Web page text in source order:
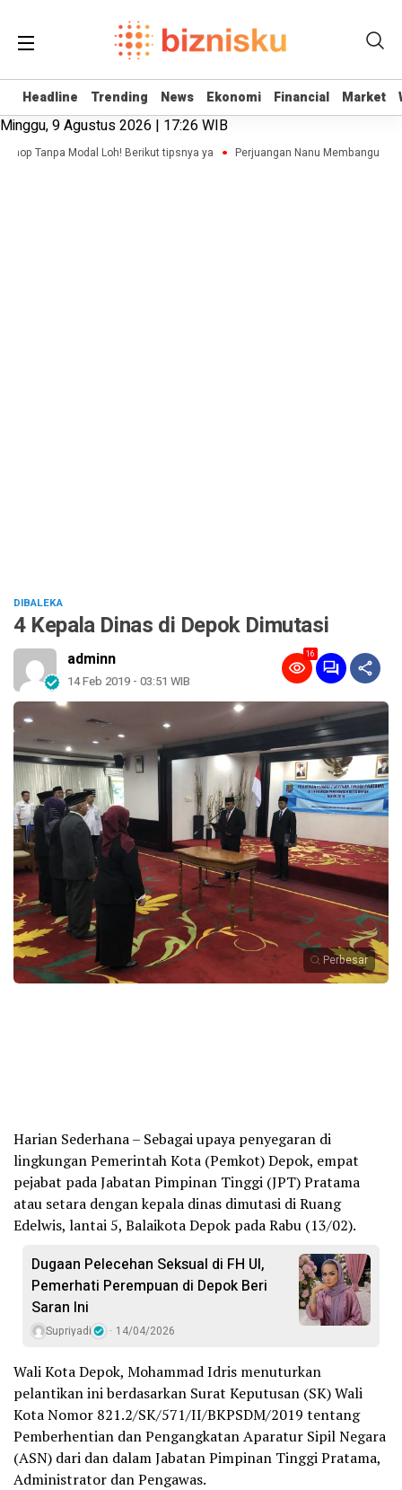
Headline Trending News Ekonomi Financial Market
Headline Trending News Ekonomi Financial Market
Minggu, 9 Agustus 2026 | 17:26 WIB
Tanpa Modal Loh! Berikut tipsnya ya Perjuangan Nanu Membangun
DIBALEKA
4 Kepala Dinas di Depok Dimutasi
adminn
14 Feb 2019 - 03:51 WIB
16
Perbesar
Harian Sederhana – Sebagai upaya penyegaran di
lingkungan Pemerintah Kota (Pemkot) Depok, empat
pejabat pada Jabatan Pimpinan Tinggi (JPT) Pratama
atau setara dengan kepala dinas dimutasi di Ruang
Edelwis, lantai 5, Balaikota Depok pada Rabu (13/02).
Dugaan Pelecehan Seksual di FH UI,
Pemerhati Perempuan di Depok Beri
Saran Ini
Supriyadi 14/04/2026
Wali Kota Depok, Mohammad Idris menuturkan
pelantikan ini berdasarkan Surat Keputusan (SK) Wali
Kota Nomor 821.2/SK/571/II/BKPSDM/2019 tentang
Pemberhentian dan Pengangkatan Aparatur Sipil Negara
(ASN) dari dan dalam Jabatan Pimpinan Tinggi Pratama,
Administrator dan Pengawas.